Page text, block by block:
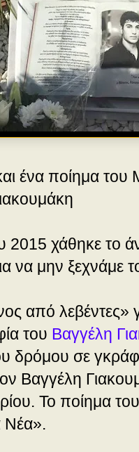
ένα ποίημα του
2015 χάθηκε το
να μην ξεχνάμε
από λεβέντες»
του Βαγγέλη
δρόμου σε
Βαγγέλη
Το ποίημα
Νέα».